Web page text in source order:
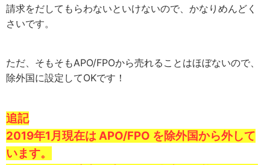
請求をだしてもらわないといけないので、かなりめんどく
さいです。
ただ、そもそもAPO/FPOから売れることはほぼないので、
除外国に設定してOKです！
追記
2019年1月現在は APO/FPO を除外国から外して
います。